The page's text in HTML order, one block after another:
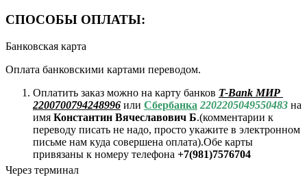
СПОСОБЫ ОПЛАТЫ:
Банковская карта
Оплата банковскими картами переводом.
Оплатить заказ можно на карту банков T-Bank МИР
2200700794248996 или Сбербанка 2202205049550483 на
имя Константин Вячеславович Б.(комментарии к
переводу писать не надо, просто укажите в электронном
письме нам куда совершена оплата).Обе карты
привязаны к номеру телефона +7(981)7576704
Через терминал